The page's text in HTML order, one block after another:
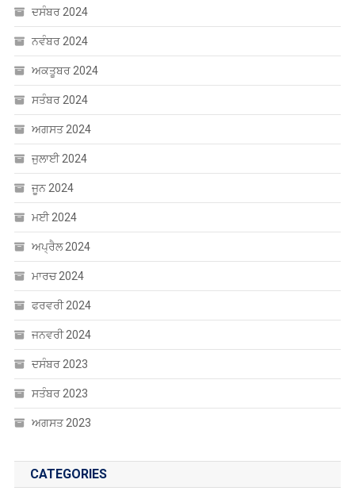
ਦਸੰਬਰ 2024
ਨਵੰਬਰ 2024
ਅਕਤੂਬਰ 2024
ਸਤੰਬਰ 2024
ਅਗਸਤ 2024
ਜੁਲਾਈ 2024
ਜੂਨ 2024
ਮਈ 2024
ਅਪ੍ਰੈਲ 2024
ਮਾਰਚ 2024
ਫਰਵਰੀ 2024
ਜਨਵਰੀ 2024
ਦਸੰਬਰ 2023
ਸਤੰਬਰ 2023
ਅਗਸਤ 2023
CATEGORIES